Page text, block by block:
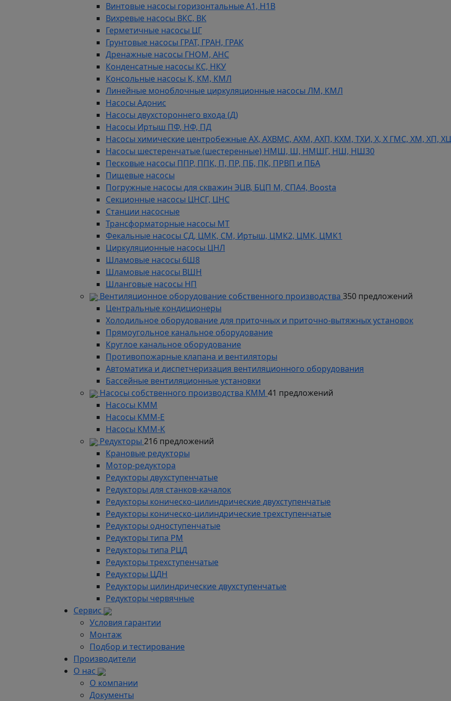
Винтовые насосы горизонтальные А1, Н1В
Вихревые насосы ВКС, ВК
Герметичные насосы ЦГ
Грунтовые насосы ГРАТ, ГРАН, ГРАК
Дренажные насосы ГНОМ, АНС
Конденсатные насосы КС, НКУ
Консольные насосы К, КМ, КМЛ
Линейные моноблочные циркуляционные насосы ЛМ, КМЛ
Насосы Адонис
Насосы двухстороннего входа (Д)
Насосы Иртыш ПФ, НФ, ПД
Насосы химические центробежные АХ, АХВМС, АХМ, АХП, КХМ, ТХИ, Х, Х ГМС, ХМ, ХП,
Насосы шестеренчатые (шестеренные) НМШ, Ш, НМШГ, НШ, НШ30
Песковые насосы ППР, ППК, П, ПР, ПБ, ПК, ПРВП и ПБА
Пищевые насосы
Погружные насосы для скважин ЭЦВ, БЦП М, СПА4, Boosta
Секционные насосы ЦНСГ, ЦНС
Станции насосные
Трансформаторные насосы МТ
Фекальные насосы СД, ЦМК, СМ, Иртыш, ЦМК2, ЦМК, ЦМК1
Циркуляционные насосы ЦНЛ
Шламовые насосы 6Ш8
Шламовые насосы ВШН
Шланговые насосы НП
Вентиляционное оборудование собственного производства 350 предложений
Центральные кондиционеры
Холодильное оборудование для приточных и приточно-вытяжных установок
Прямоугольное канальное оборудование
Круглое канальное оборудование
Противопожарные клапана и вентиляторы
Автоматика и диспетчеризация вентиляционного оборудования
Бассейные вентиляционные установки
Насосы собственного производства KMM 41 предложений
Насосы КММ
Насосы КММ-Е
Насосы КММ-К
Редукторы 216 предложений
Крановые редукторы
Мотор-редуктора
Редукторы двухступенчатые
Редукторы для станков-качалок
Редукторы коническо-цилиндрические двухступенчатые
Редукторы коническо-цилиндрические трехступенчатые
Редукторы одноступенчатые
Редукторы типа РМ
Редукторы типа РЦД
Редукторы трехступенчатые
Редукторы ЦДН
Редукторы цилиндрические двухступенчатые
Редукторы червячные
Сервис
Условия гарантии
Монтаж
Подбор и тестирование
Производители
О нас
О компании
Документы